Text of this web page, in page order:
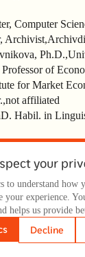
Computer
of
for Market
affiliated
Habil. in
Volkswirtin
Law, ,LawFirm
of Business
Chemistry,
your
to understand how
experience.
helps us provide
Decline